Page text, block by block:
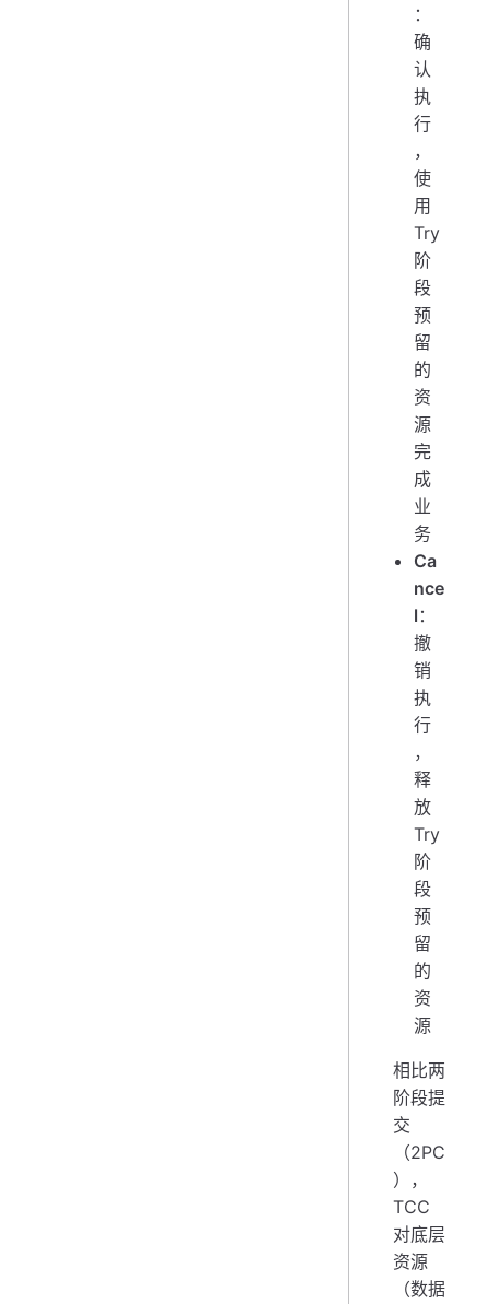
：
确
认
执
行
，
使
用
Try
阶
段
预
留
的
资
源
完
成
业
务
Ca
nce
l ：
撤
销
执
行
，
释
放
Try
阶
段
预
留
的
资
源
相比两
阶段提
交
（2PC
），
TCC
对底层
资源
（数据